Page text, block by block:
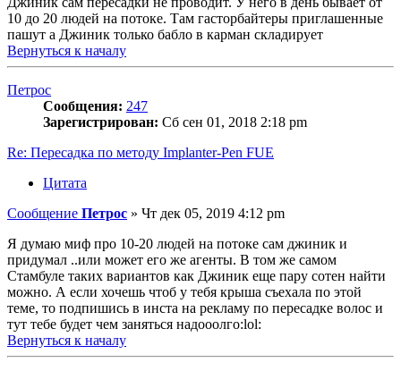
10 до 20 людей на потоке. Там гасторбайтеры приглашенные
пашут а Джиник только бабло в карман складирует
Вернуться к началу
Петрос
Сообщения: 247
Зарегистрирован: Сб сен 01, 2018 2:18 pm
Re: Пересадка по методу Implanter-Pen FUE
Цитата
Сообщение Петрос » Чт дек 05, 2019 4:12 pm
Я думаю миф про 10-20 людей на потоке сам джиник и
придумал ..или может его же агенты. В том же самом
Стамбуле таких вариантов как Джиник еще пару сотен найти
можно. А если хочешь чтоб у тебя крыша съехала по этой
теме, то подпишись в инста на рекламу по пересадке волос и
тут тебе будет чем заняться надооолго:lol:
Вернуться к началу